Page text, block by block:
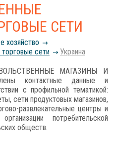
СЕТИ
хозяйство
сети
Украина
МАГАЗИНЫ И
контактные данные и
с профильной тематикой:
сети продуктовых магазинов,
развлекательные центры и
потребительской
обществ.